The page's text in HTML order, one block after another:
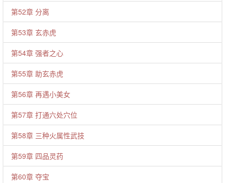
第52章 分离
第53章 玄赤虎
第54章 强者之心
第55章 助玄赤虎
第56章 再遇小美女
第57章 打通六处穴位
第58章 三种火属性武技
第59章 四品灵药
第60章 夺宝